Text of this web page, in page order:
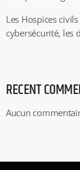
Les Hospices
cybersécurité, les
RECENT
Aucun